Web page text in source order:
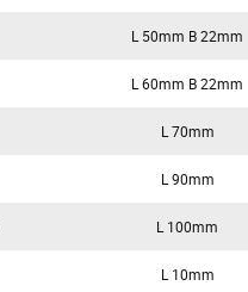
L 50mm B 22mm
L 60mm B 22mm
L 70mm
L 90mm
L 100mm
L 10mm